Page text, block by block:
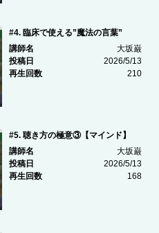
#4. 臨床で使える”魔法の言葉”
講師名
大坂巌
投稿日
2026/5/13
再生回数
210
#5. 聴き方の極意③【マインド】
講師名
大坂巌
投稿日
2026/5/13
再生回数
168